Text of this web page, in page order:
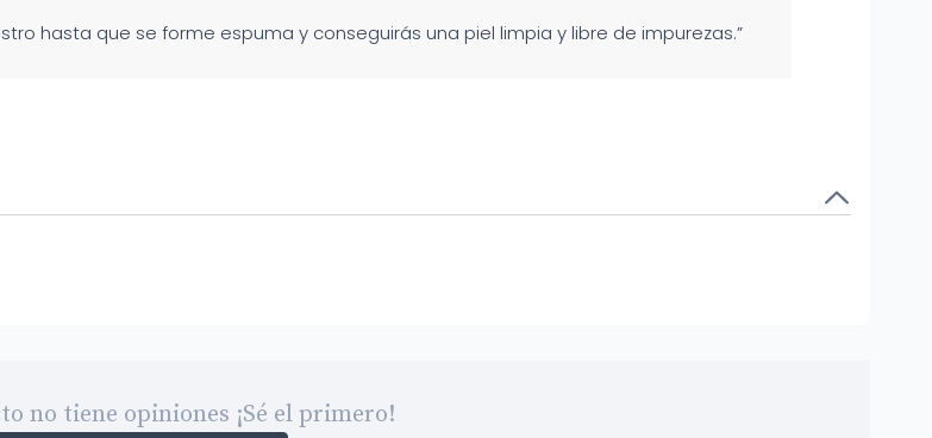
hasta que se forme espuma y conseguirás una piel limpia y libre de impurezas.”
no tiene opiniones ¡Sé el primero!